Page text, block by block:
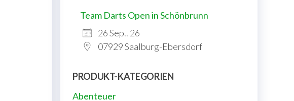
Team Darts Open in Schönbrunn
26 Sep.. 26
07929 Saalburg-Ebersdorf
PRODUKT-KATEGORIEN
Abenteuer